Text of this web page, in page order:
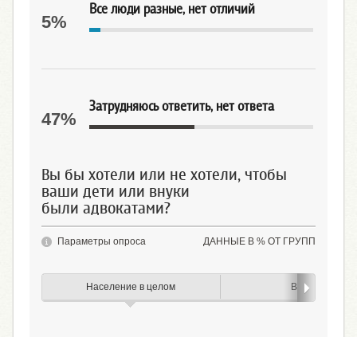
Все люди разные, нет отличий
5%
Затрудняюсь ответить, нет ответа
47%
Вы бы хотели или не хотели, чтобы
ваши дети или внуки
были адвокатами?
ДАННЫЕ В % ОТ ГРУПП
Параметры опроса
Население в целом Возраст